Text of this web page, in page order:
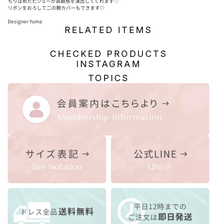
リボンをおろして二の腕カバーもできます♡
Designer Yuma
RELATED ITEMS
CHECKED PRODUCTS
INSTAGRAM
TOPICS